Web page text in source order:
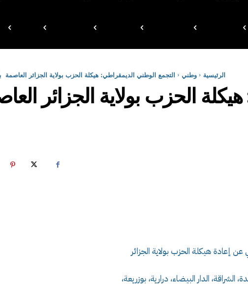
الرئيسية وطني التجمع الوطني الديمقراطي: هيكلة الحزب بولاية الجزائر
الحزب بولاية الجزائر
إعادة هيكلة الحزب بولاية الجزائر
الدار البيضاء، درارية، بوزريعة،